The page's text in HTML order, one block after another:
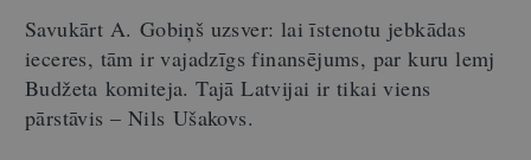
Savukārt A. Gobiņš uzsver: lai īstenotu jebkādas
ieceres, tām ir vajadzīgs finansējums, par kuru lemj
Budžeta komiteja. Tajā Latvijai ir tikai viens
pārstāvis – Nils Ušakovs.